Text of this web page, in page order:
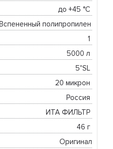
до +45 °C
1
5000 л
5"SL
20 микрон
Россия
ИТА ФИЛЬТР
46 г
Оригинал